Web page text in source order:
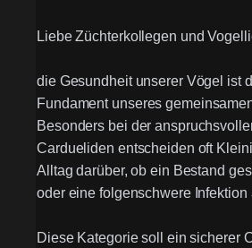
Liebe Züchterkollegen und
die Gesundheit unserer Vögel ist
Fundament unseres
Besonders bei der
Cardueliden entscheiden oft
Alltag darüber, ob ein Bestand
oder eine folgenschwere Infektion
Diese Kategorie soll ein sicherer